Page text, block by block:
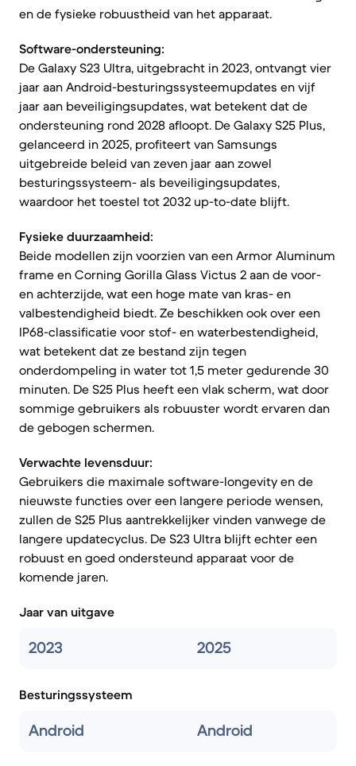
en de fysieke robuustheid van het apparaat.
Software-ondersteuning:
De Galaxy S23 Ultra, uitgebracht in 2023, ontvangt vier
jaar aan Android-besturingssysteemupdates en vijf
jaar aan beveiligingsupdates, wat betekent dat de
ondersteuning rond 2028 afloopt. De Galaxy S25 Plus,
gelanceerd in 2025, profiteert van Samsungs
uitgebreide beleid van zeven jaar aan zowel
besturingssysteem- als beveiligingsupdates,
waardoor het toestel tot 2032 up-to-date blijft.
Fysieke duurzaamheid:
Beide modellen zijn voorzien van een Armor Aluminum
frame en Corning Gorilla Glass Victus 2 aan de voor-
en achterzijde, wat een hoge mate van kras- en
valbestendigheid biedt. Ze beschikken ook over een
IP68-classificatie voor stof- en waterbestendigheid,
wat betekent dat ze bestand zijn tegen
onderdompeling in water tot 1,5 meter gedurende 30
minuten. De S25 Plus heeft een vlak scherm, wat door
sommige gebruikers als robuuster wordt ervaren dan
de gebogen schermen.
Verwachte levensduur:
Gebruikers die maximale software-longevity en de
nieuwste functies over een langere periode wensen,
zullen de S25 Plus aantrekkelijker vinden vanwege de
langere updatecyclus. De S23 Ultra blijft echter een
robuust en goed ondersteund apparaat voor de
komende jaren.
Jaar van uitgave
2023 2025
Besturingssysteem
Android Android